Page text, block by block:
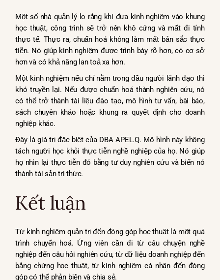
Một số nhà quản lý lo rằng khi đưa kinh nghiệm vào khung
học thuật, công trình sẽ trở nên khô cứng và mất đi tính
thực tế. Thực ra, chuẩn hoá không làm mất bản sắc thực
tiễn. Nó giúp kinh nghiệm được trình bày rõ hơn, có cơ sở
hơn và có khả năng lan toả xa hơn.
Một kinh nghiệm nếu chỉ nằm trong đầu người lãnh đạo thì
khó truyền lại. Nếu được chuẩn hoá thành nghiên cứu, nó
có thể trở thành tài liệu đào tạo, mô hình tư vấn, bài báo,
sách chuyên khảo hoặc khung ra quyết định cho doanh
nghiệp khác.
Đây là giá trị đặc biệt của DBA APEL.Q. Mô hình này không
tách người học khỏi thực tiễn nghề nghiệp của họ. Nó giúp
họ nhìn lại thực tiễn đó bằng tư duy nghiên cứu và biến nó
thành tài sản tri thức.
Kết luận
Từ kinh nghiệm quản trị đến đóng góp học thuật là một quá
trình chuyển hoá. Ứng viên cần đi từ câu chuyện nghề
nghiệp đến câu hỏi nghiên cứu, từ dữ liệu doanh nghiệp đến
bằng chứng học thuật, từ kinh nghiệm cá nhân đến đóng
góp có thể phản biện và chia sẻ.